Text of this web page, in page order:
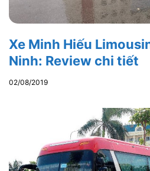
Xe Minh Hiếu
Ninh: Review chi tiết
02/08/2019